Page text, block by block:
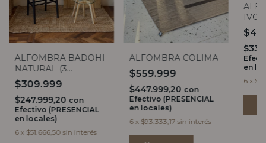
ALFOMBRA BADOHI
NATURAL (3
MEDIDAS)
$309.999
$247.999,20 con
Efectivo (PRESENCIAL
en locales)
6 x $51.666,50 sin interés
ALFOMBRA COLIMA
$559.999
$447.999,20 con
Efectivo (PRESENCIAL
en locales)
6 x $93.333,17 sin interés
en
6 x